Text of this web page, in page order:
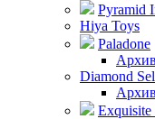
Pyramid
Hiya Toys
Paladone
Архив
Diamond
Архив
Exquisite